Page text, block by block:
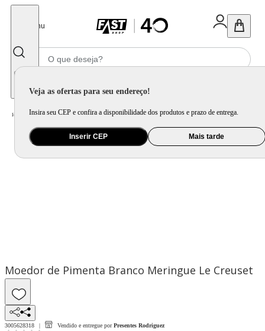
Menu
Veja as ofertas para seu endereço!
Insira seu CEP e confira a disponibilidade dos produtos e prazo de entrega.
Inserir CEP Mais tarde
Home Utilidade Doméstica Mesa / Utensílio de Mesa
Moedor de Pimenta Branco Meringue Le Creuset
3005628318 Vendido e entregue por Presentes Rodriguez